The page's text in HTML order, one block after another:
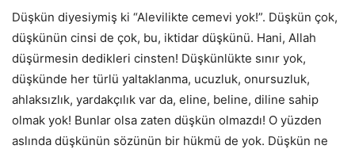
Düşkün diyesiymiş ki “Alevilikte cemevi yok!”. Düşkün çok,
düşkünün cinsi de çok, bu, iktidar düşkünü. Hani, Allah
düşürmesin dedikleri cinsten! Düşkünlükte sınır yok,
düşkünde her türlü yaltaklanma, ucuzluk, onursuzluk,
ahlaksızlık, yardakçılık var da, eline, beline, diline sahip
olmak yok! Bunlar olsa zaten düşkün olmazdı! O yüzden
aslında düşkünün sözünün bir hükmü de yok. Düşkün ne